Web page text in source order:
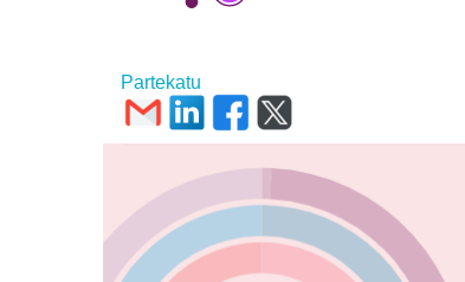
Partekatu